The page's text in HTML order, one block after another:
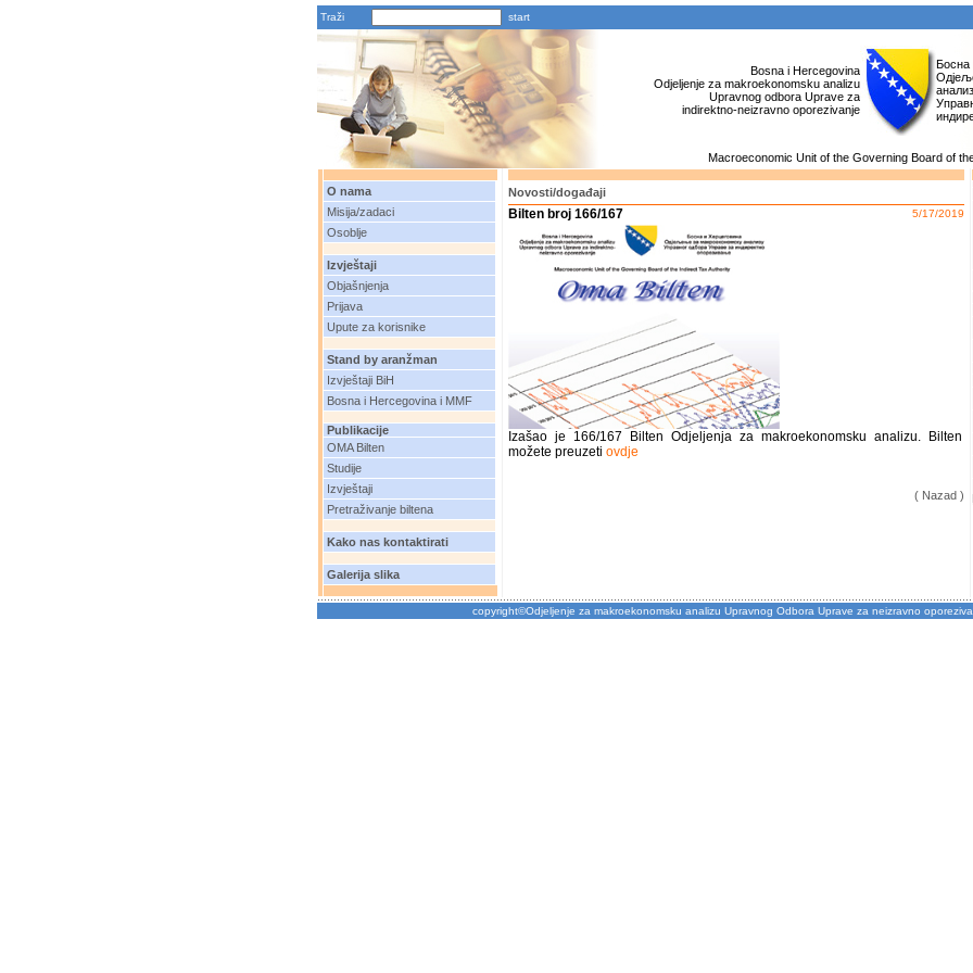
Traži
Bosna i Hercegovina
Odjeljenje za makroekonomsku analizu
Upravnog odbora Uprave za
indirektno-neizravno oporezivanje
Босна
Macroeconomic Unit of the Governing Board of
O nama
Misija/zadaci
Osoblje
Izvještaji
Objašnjenja
Prijava
Upute za korisnike
Stand by aranžman
Izvještaji BiH
Bosna i Hercegovina i MMF
Publikacije
OMA Bilten
Studije
Izvještaji
Pretraživanje biltena
Kako nas kontaktirati
Galerija slika
Novosti/događaji
Bilten broj 166/167 5/17/2019
Izašao je 166/167 Bilten Odjeljenja za makroekonomsku analizu. Bilten
možete preuzeti ovdje
( Nazad )
copyright©Odjeljenje za makroekonomsku analizu Upravnog Odbora Uprave za neizravno